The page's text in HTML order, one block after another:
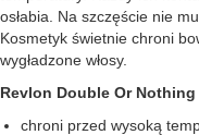
osłabia. Na szczęście nie
Kosmetyk świetnie chroni
wygładzone włosy.
Revlon Double Or
chroni przed wysoką